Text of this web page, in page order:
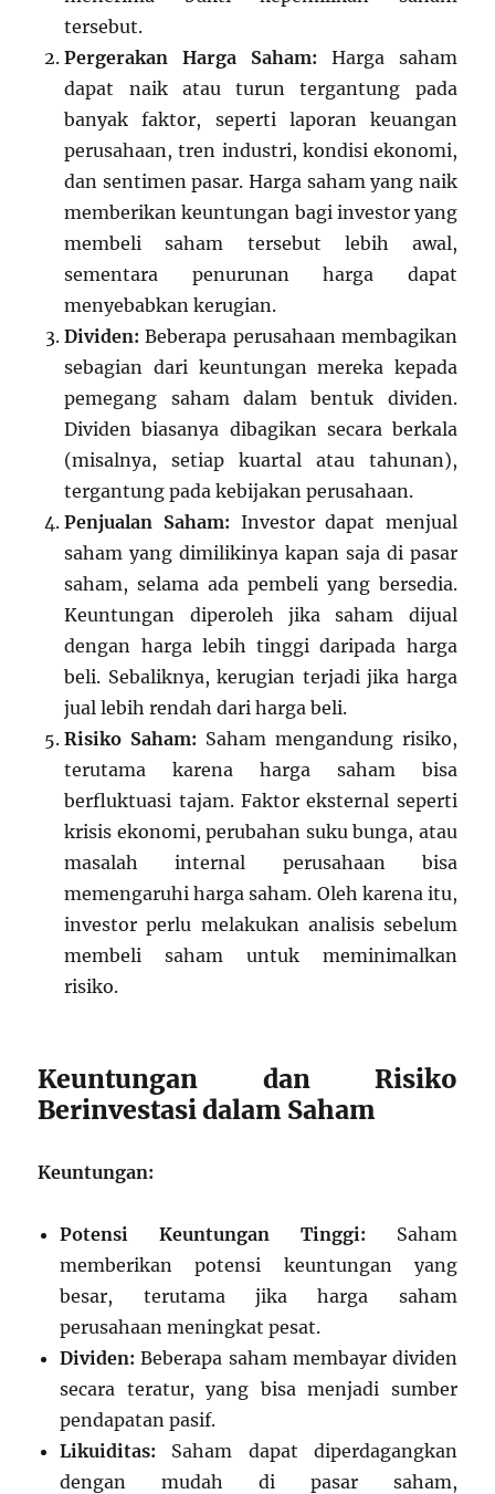
tersebut.
Pergerakan Harga Saham: Harga saham
dapat naik atau turun tergantung pada
banyak faktor, seperti laporan keuangan
perusahaan, tren industri, kondisi ekonomi,
dan sentimen pasar. Harga saham yang naik
memberikan keuntungan bagi investor yang
membeli saham tersebut lebih awal,
sementara penurunan harga dapat
menyebabkan kerugian.
Dividen: Beberapa perusahaan membagikan
sebagian dari keuntungan mereka kepada
pemegang saham dalam bentuk dividen.
Dividen biasanya dibagikan secara berkala
(misalnya, setiap kuartal atau tahunan),
tergantung pada kebijakan perusahaan.
Penjualan Saham: Investor dapat menjual
saham yang dimilikinya kapan saja di pasar
saham, selama ada pembeli yang bersedia.
Keuntungan diperoleh jika saham dijual
dengan harga lebih tinggi daripada harga
beli. Sebaliknya, kerugian terjadi jika harga
jual lebih rendah dari harga beli.
Risiko Saham: Saham mengandung risiko,
terutama karena harga saham bisa
berfluktuasi tajam. Faktor eksternal seperti
krisis ekonomi, perubahan suku bunga, atau
masalah internal perusahaan bisa
memengaruhi harga saham. Oleh karena itu,
investor perlu melakukan analisis sebelum
membeli saham untuk meminimalkan
risiko.
Keuntungan dan Risiko
Berinvestasi dalam Saham
Keuntungan:
Potensi Keuntungan Tinggi: Saham
memberikan potensi keuntungan yang
besar, terutama jika harga saham
perusahaan meningkat pesat.
Dividen: Beberapa saham membayar dividen
secara teratur, yang bisa menjadi sumber
pendapatan pasif.
Likuiditas: Saham dapat diperdagangkan
dengan mudah di pasar saham,